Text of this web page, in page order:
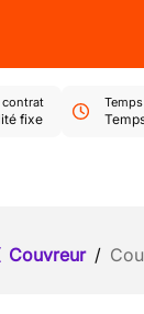
contrat
fixe
Couvreur /